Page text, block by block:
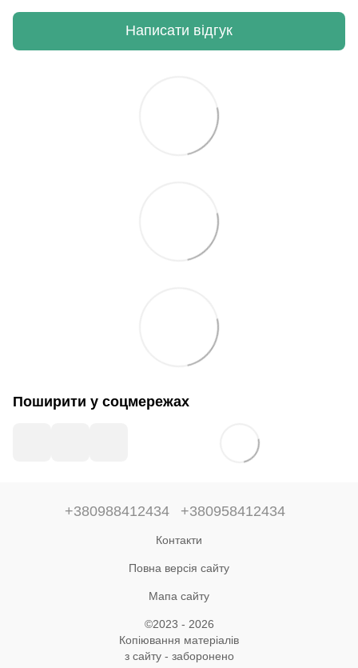
Написати відгук
Поширити у соцмережах
+380988412434 +380958412434
Контакти
Повна версія сайту
Мапа сайту
©2023 - 2026
Копіювання матеріалів
з сайту - заборонено